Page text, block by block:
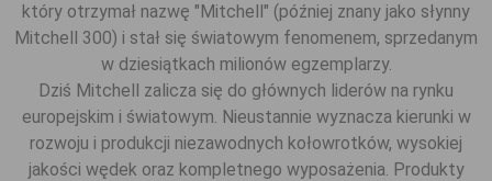
który otrzymał nazwę "Mitchell" (później znany jako słynny
Mitchell 300) i stał się światowym fenomenem, sprzedanym
w dziesiątkach milionów egzemplarzy.
Dziś Mitchell zalicza się do głównych liderów na rynku
europejskim i światowym. Nieustannie wyznacza kierunki w
rozwoju i produkcji niezawodnych kołowrotków, wysokiej
jakości wędek oraz kompletnego wyposażenia. Produkty